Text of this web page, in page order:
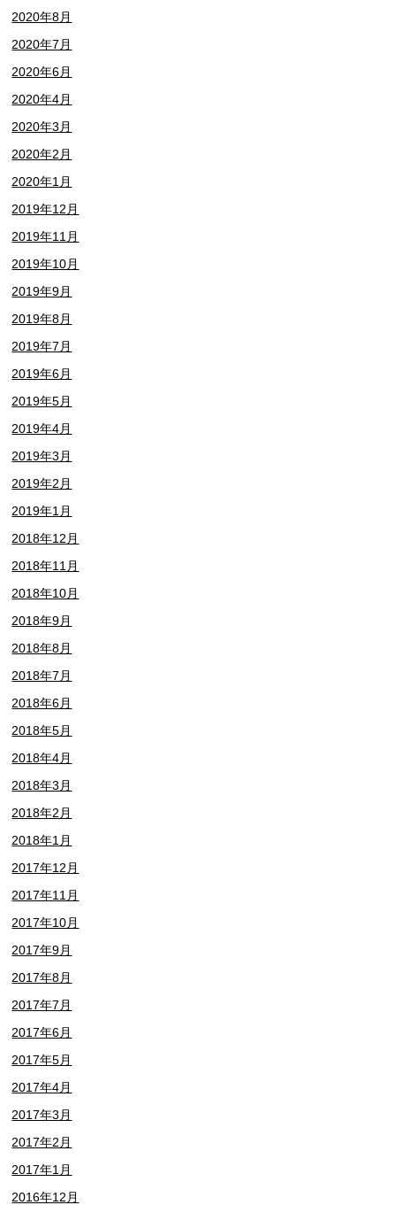
2020年8月
2020年7月
2020年6月
2020年4月
2020年3月
2020年2月
2020年1月
2019年12月
2019年11月
2019年10月
2019年9月
2019年8月
2019年7月
2019年6月
2019年5月
2019年4月
2019年3月
2019年2月
2019年1月
2018年12月
2018年11月
2018年10月
2018年9月
2018年8月
2018年7月
2018年6月
2018年5月
2018年4月
2018年3月
2018年2月
2018年1月
2017年12月
2017年11月
2017年10月
2017年9月
2017年8月
2017年7月
2017年6月
2017年5月
2017年4月
2017年3月
2017年2月
2017年1月
2016年12月